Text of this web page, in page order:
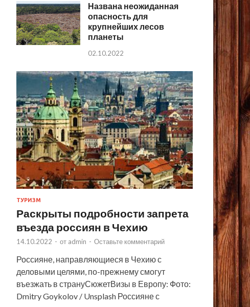
Названа неожиданная
опасность для
крупнейших лесов
планеты
02.10.2022
ТУРИЗМ
Раскрыты подробности запрета
въезда россиян в Чехию
14.10.2022 - от admin - Оставьте комментарий
Россияне, направляющиеся в Чехию с
деловыми целями, по-прежнему смогут
въезжать в странуСюжетВизы в Европу: Фото:
Dmitry Goykolov / Unsplash Россияне с